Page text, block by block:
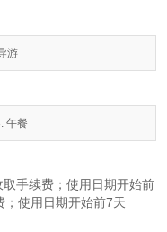
游
午餐
手续费；使用日期开始前
使用日期开始前7天